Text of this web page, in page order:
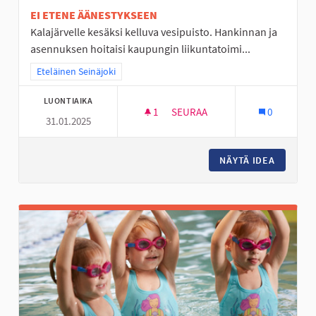
EI ETENE ÄÄNESTYKSEEN
Kalajärvelle kesäksi kelluva vesipuisto. Hankinnan ja
asennuksen hoitaisi kaupungin liikuntatoimi...
Rajaa tulokset teeman mukaan: Eteläinen Seinäjoki
Eteläinen Seinäjoki
LUONTIAIKA
31.01.2025
1 1 SEURAAJA
SEURAA 0
NÄYTÄ IDEA